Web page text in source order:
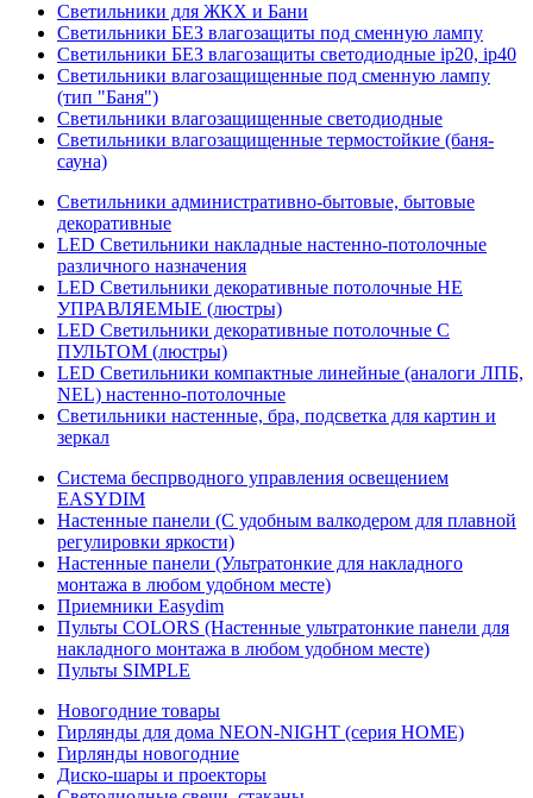
Светильники для ЖКХ и Бани
Светильники БЕЗ влагозащиты под сменную лампу
Светильники БЕЗ влагозащиты светодиодные ip20, ip40
Светильники влагозащищенные под сменную лампу
(тип "Баня")
Светильники влагозащищенные светодиодные
Светильники влагозащищенные термостойкие (баня-
сауна)
Светильники административно-бытовые, бытовые
декоративные
LED Cветильники накладные настенно-потолочные
различного назначения
LED Светильники декоративные потолочные НЕ
УПРАВЛЯЕМЫЕ (люстры)
LED Светильники декоративные потолочные С
ПУЛЬТОМ (люстры)
LED Светильники компактные линейные (аналоги ЛПБ,
NEL) настенно-потолочные
Светильники настенные, бра, подсветка для картин и
зеркал
Система беспрводного управления освещением
EASYDIM
Настенные панели (С удобным валкодером для плавной
регулировки яркости)
Настенные панели (Ультратонкие для накладного
монтажа в любом удобном месте)
Приемники Easydim
Пульты COLORS (Настенные ультратонкие панели для
накладного монтажа в любом удобном месте)
Пульты SIMPLE
Новогодние товары
Гирлянды для дома NEON-NIGHT (серия HOME)
Гирлянды новогодние
Диско-шары и проекторы